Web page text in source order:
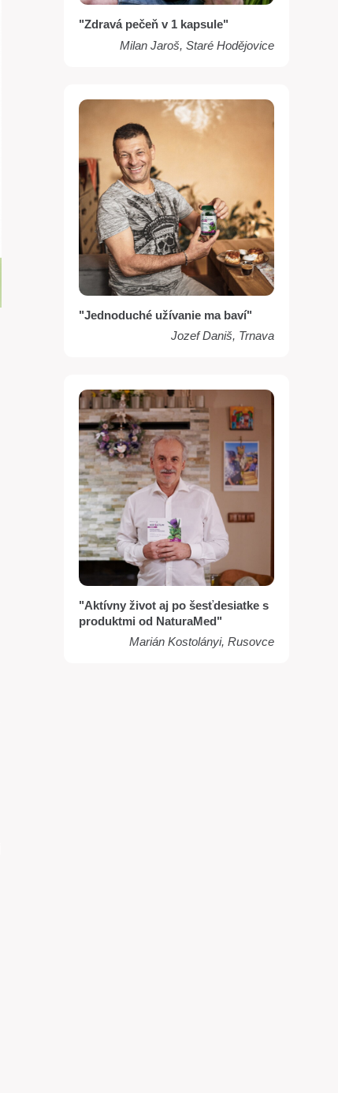
"Zdravá pečeň v 1 kapsule"
Milan Jaroš, Staré Hodějovice
"Jednoduché užívanie ma baví"
Jozef Daniš, Trnava
"Aktívny život aj po šesťdesiatke s
produktmi od NaturaMed"
Marián Kostolányi, Rusovce